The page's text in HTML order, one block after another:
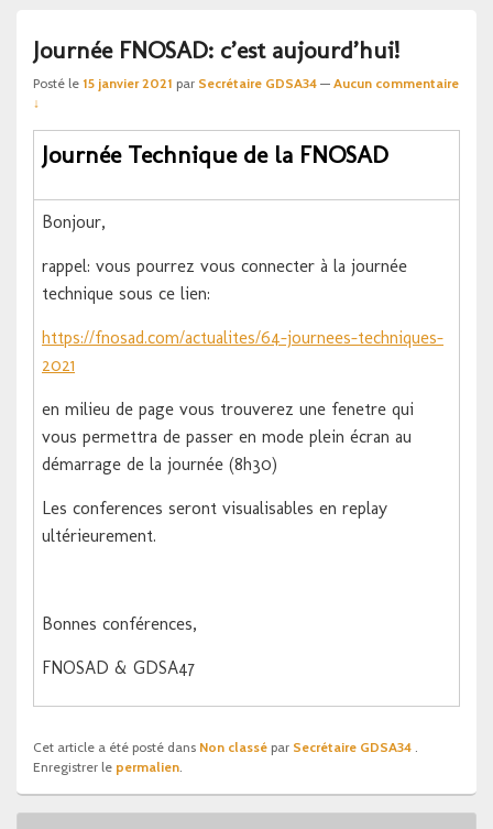
Journée FNOSAD: c’est aujourd’hui!
Posté le 15 janvier 2021 par Secrétaire GDSA34 — Aucun commentaire
↓
Journée Technique de la FNOSAD
Bonjour,
rappel: vous pourrez vous connecter à la journée
technique sous ce lien:
https://fnosad.com/actualites/64-journees-techniques-
2021
en milieu de page vous trouverez une fenetre qui
vous permettra de passer en mode plein écran au
démarrage de la journée (8h30)
Les conferences seront visualisables en replay
ultérieurement.
Bonnes conférences,
FNOSAD & GDSA47
Cet article a été posté dans Non classé par Secrétaire GDSA34 .
Enregistrer le permalien.